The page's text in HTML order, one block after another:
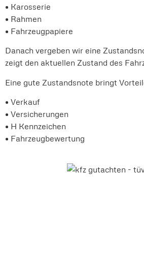
• Karosserie
• Rahmen
• Fahrzeugpapiere
Danach vergeben wir eine
zeigt den aktuellen Zustand des
Eine gute Zustandsnote bringt
• Verkauf
• Versicherungen
• H Kennzeichen
• Fahrzeugbewertung